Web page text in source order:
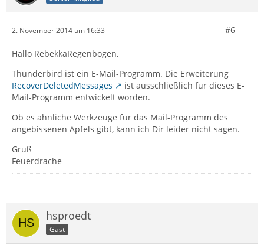
2. November 2014 um 16:33 #6
Hallo RebekkaRegenbogen,
Thunderbird ist ein E-Mail-Programm. Die Erweiterung
RecoverDeletedMessages
ist ausschließlich für dieses E-
Mail-Programm entwickelt worden.
Ob es ähnliche Werkzeuge für das Mail-Programm des
angebissenen Apfels gibt, kann ich Dir leider nicht sagen.
Gruß
Feuerdrache
hsproedt
Gast